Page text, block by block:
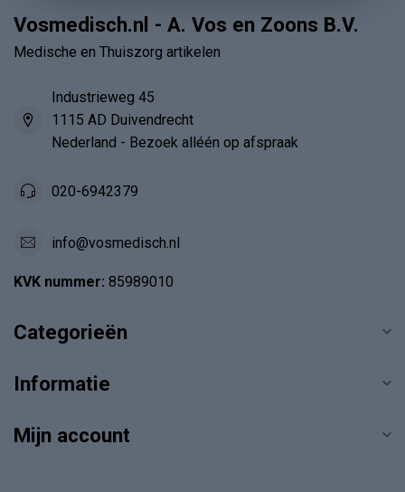
Vosmedisch.nl - A. Vos en Zoons B.V.
Medische en Thuiszorg artikelen
Industrieweg 45
1115 AD Duivendrecht
Nederland - Bezoek alléén op afspraak
020-6942379
info@vosmedisch.nl
KVK nummer: 85989010
Categorieën
Informatie
Mijn account